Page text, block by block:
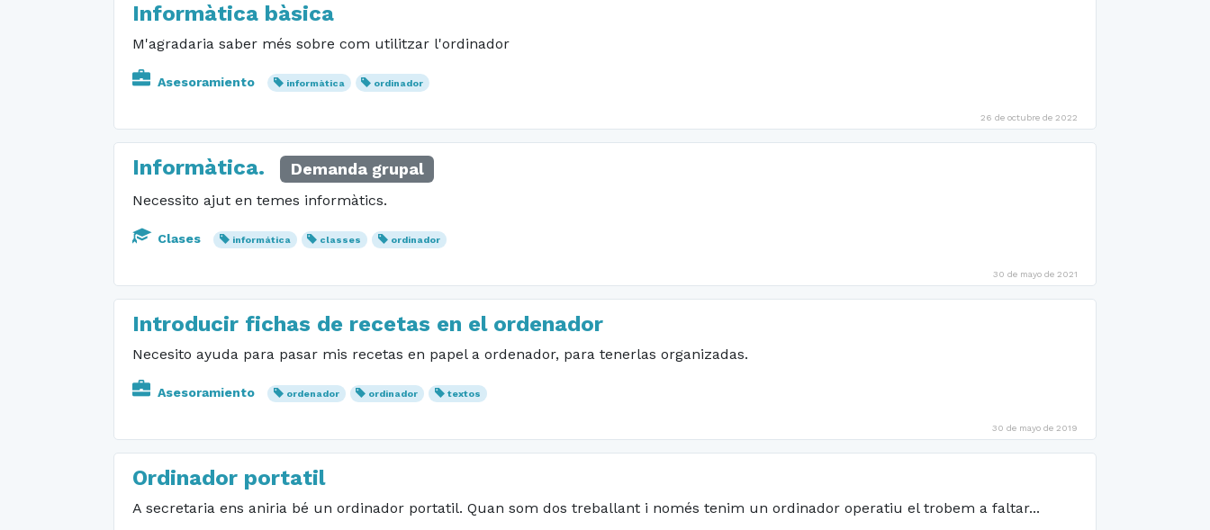
Informàtica bàsica
M'agradaria saber més sobre com utilitzar l'ordinador
Asesoramiento informàtica ordinador
26 de octubre de 2022
Informàtica. Demanda grupal
Necessito ajut en temes informàtics.
Clases informática classes ordinador
30 de mayo de 2021
Introducir fichas de recetas en el ordenador
Necesito ayuda para pasar mis recetas en papel a ordenador, para tenerlas organizadas.
Asesoramiento ordenador ordinador textos
30 de mayo de 2019
Ordinador portatil
A secretaria ens aniria bé un ordinador portatil. Quan som dos treballant i només tenim un ordinador operatiu el trobem a faltar...